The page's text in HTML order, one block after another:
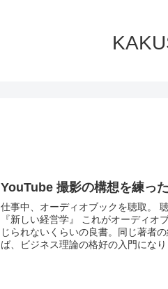
YouTube 撮影の構想を練っ
仕事中、オーディオブックを聴取。
『新しい経営学』 これがオーディオ
じられないくらいの良書。同じ著者
ば、ビジネス理論の格好の入門になり